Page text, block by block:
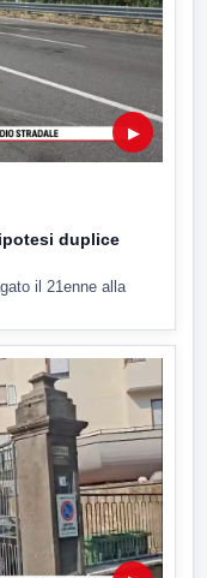
▶
duplice
il 21enne alla